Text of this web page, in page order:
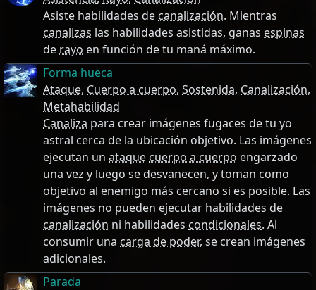
Asiste habilidades decanalización. Mientras
canalizas las habilidades asistidas, ganas espinas
de rayo en función de tu maná máximo.
Forma hueca
Ataque, Cuerpo a cuerpo, Sostenida, Canalización,
Metahabilidad
Canaliza para crear imágenes fugaces de tu yo
astral cerca de la ubicación objetivo. Las imágenes
ejecutan un ataque cuerpo a cuerpo engarzado
una vez y luego se desvanecen, y toman como
objetivo al enemigo más cercano si es posible. Las
imágenes no pueden ejecutar habilidades de
canalización ni habilidades condicionales. Al
consumir una carga de poder, se crean imágenes
adicionales.
Parada